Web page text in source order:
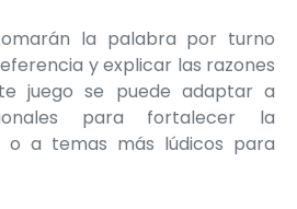
la palabra por turno
y explicar las razones
juego se puede adaptar a
para fortalecer la
o a temas más lúdicos para